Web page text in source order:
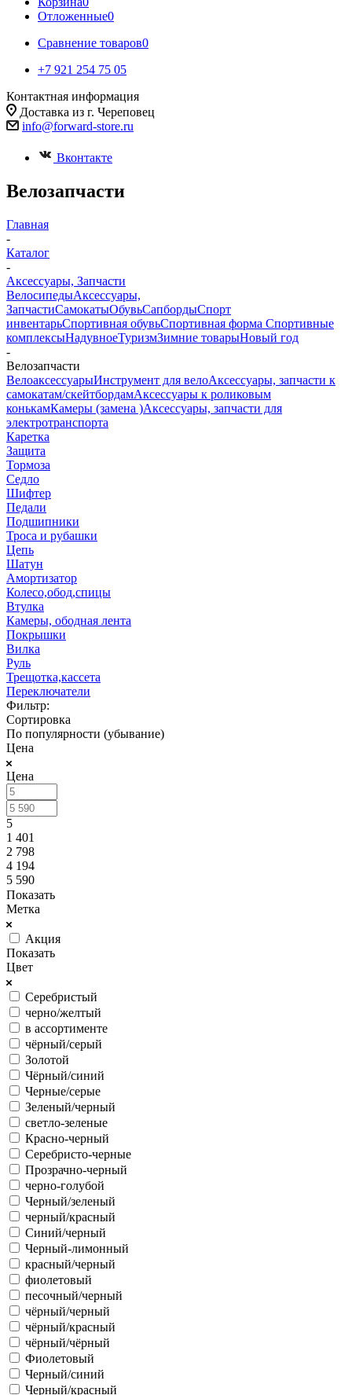
Отложенные0
Сравнение товаров0
+7 921 254 75 05
Контактная информация
Доставка из г. Череповец
info@forward-store.ru
Вконтакте
Велозапчасти
Главная
-
Каталог
-
Аксессуары, Запчасти
ВелосипедыАксессуары,
ЗапчастиСамокатыОбувьСапбордыСпорт
инвентарьСпортивная обувьСпортивная форма Спортивные
комплексыНадувноеТуризмЗимние товарыНовый год
-
Велозапчасти
ВелоаксессуарыИнструмент для велоАксессуары, запчасти к
самокатам/скейтбордамАксессуары к роликовым
конькамКамеры (замена )Аксессуары, запчасти для
электротранспорта
Каретка
Защита
Тормоза
Седло
Шифтер
Педали
Подшипники
Троса и рубашки
Цепь
Шатун
Амортизатор
Колесо,обод,спицы
Втулка
Камеры, ободная лента
Покрышки
Вилка
Руль
Трещотка,кассета
Переключатели
Фильтр:
Сортировка
По популярности (убывание)
Цена
Цена
5
1 401
2 798
4 194
5 590
Показать
Метка
Акция
Показать
Цвет
Серебристый
черно/желтый
в ассортименте
чёрный/серый
Золотой
Чёрный/синий
Черные/серые
Зеленый/черный
светло-зеленые
Красно-черный
Серебристо-черные
Прозрачно-черный
черно-голубой
Черный/зеленый
черный/красный
Синий/черный
Черный-лимонный
красный/черный
фиолетовый
песочный/черный
чёрный/черный
чёрный/красный
чёрный/чёрный
Фиолетовый
Черный/синий
Черный/красный